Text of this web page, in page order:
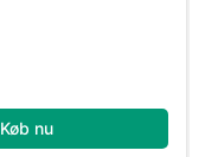
Køb nu